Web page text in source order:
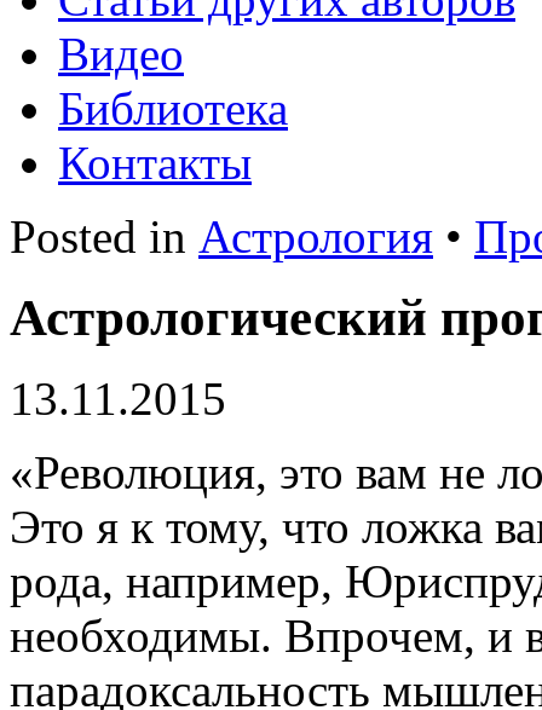
Видео
Библиотека
Контакты
Posted in Астрология •
Астрологический
13.11.2015
«Революция, это вам не
Это я к тому, что ложка
рода, например,
необходимы. Впрочем, и
парадоксальность